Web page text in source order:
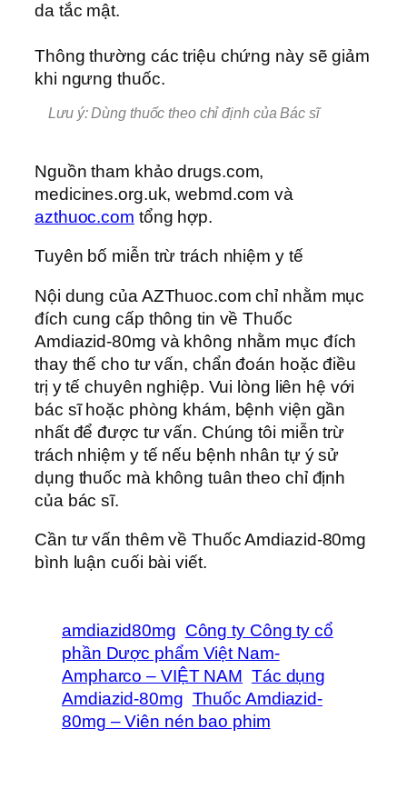
da tắc mật.
Thông thường các triệu chứng này sẽ giảm
khi ngưng thuốc.
Lưu ý: Dùng thuốc theo chỉ định của Bác sĩ
Nguồn tham khảo drugs.com,
medicines.org.uk, webmd.com và
azthuoc.com tổng hợp.
Tuyên bố miễn trừ trách nhiệm y tế
Nội dung của AZThuoc.com chỉ nhằm mục
đích cung cấp thông tin về Thuốc
Amdiazid-80mg và không nhằm mục đích
thay thế cho tư vấn, chẩn đoán hoặc điều
trị y tế chuyên nghiệp. Vui lòng liên hệ với
bác sĩ hoặc phòng khám, bệnh viện gần
nhất để được tư vấn. Chúng tôi miễn trừ
trách nhiệm y tế nếu bệnh nhân tự ý sử
dụng thuốc mà không tuân theo chỉ định
của bác sĩ.
Cần tư vấn thêm về Thuốc Amdiazid-80mg
bình luận cuối bài viết.
amdiazid80mg Công ty Công ty cổ
phần Dược phẩm Việt Nam-
Ampharco – VIỆT NAM Tác dụng
Amdiazid-80mg Thuốc Amdiazid-
80mg – Viên nén bao phim